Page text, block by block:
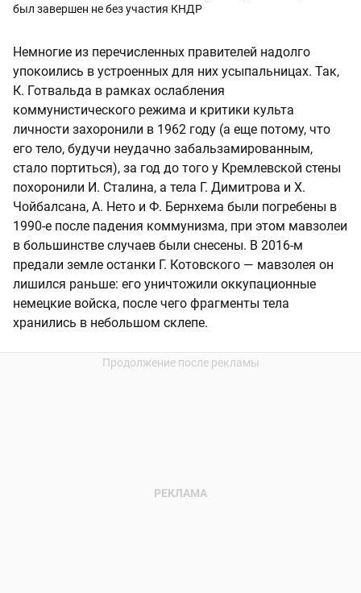
был завершен не без участия КНДР
Немногие из перечисленных правителей надолго
упокоились в устроенных для них усыпальницах. Так,
К. Готвальда в рамках ослабления
коммунистического режима и критики культа
личности захоронили в 1962 году (а еще потому, что
его тело, будучи неудачно забальзамированным,
стало портиться), за год до того у Кремлевской стены
похоронили И. Сталина, а тела Г. Димитрова и Х.
Чойбалсана, А. Нето и Ф. Бернхема были погребены в
1990-е после падения коммунизма, при этом мавзолеи
в большинстве случаев были снесены. В 2016-м
предали земле останки Г. Котовского — мавзолея он
лишился раньше: его уничтожили оккупационные
немецкие войска, после чего фрагменты тела
хранились в небольшом склепе.